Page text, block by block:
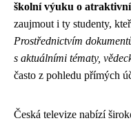
školní výuku o
zaujmout i ty studenty,
Prostřednictvím
s aktuálními tématy,
často z pohledu přímých
Česká televize nabízí